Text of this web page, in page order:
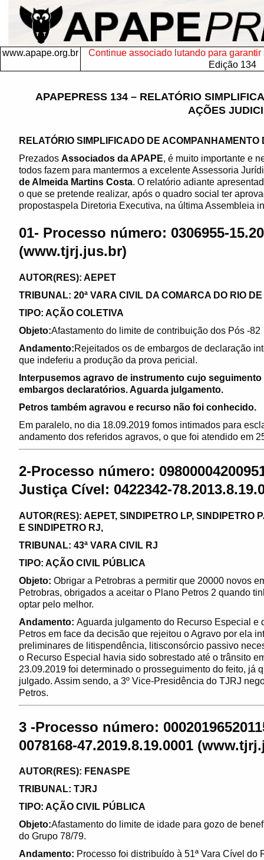
www.apape.org.br
Continue associado lutando para
Edição 134
APAPEPRESS 134 – RELATÓRIO
AÇÕES
RELATÓRIO SIMPLIFICADO DE
Prezados Associados da APAPE, é muito importante e
todos fazem para mantermos a excelente Assessoria
de Almeida Martins Costa. O relatório adiante
o que se pretende realizar, após o quadro social ter
propostaspela Diretoria Executiva, na última Assembleia
01- Processo número: 0306955-
(www.tjrj.jus.br)
AUTOR(RES): AEPET
TRIBUNAL: 20ª VARA CIVIL DA COMARCA DO RIO
TIPO: AÇÃO COLETIVA
Objeto:Afastamento do limite de contribuição dos Pós -82
Andamento:Rejeitados os de embargos de declaração
que indeferiu a produção da prova pericial.
Interpusemos agravo de instrumento cujo
embargos declaratórios. Aguarda julgamento.
Petros também agravou e recurso não foi conhecido.
Em paralelo, no dia 18.09.2019 fomos intimados para
andamento dos referidos agravos, o que foi atendido em
2-Processo número:
Justiça Cível: 0422342-
AUTOR(RES): AEPET, SINDIPETRO LP, SINDIPETRO
E SINDIPETRO RJ,
TRIBUNAL: 43ª VARA CIVIL RJ
TIPO: AÇÃO CIVIL PÚBLICA
Objeto: Obrigar a Petrobras a permitir que 20000 novos
Petrobras, obrigados a aceitar o Plano Petros 2 quando
optar pelo melhor.
Andamento: Aguarda julgamento do Recurso Especial
Petros em face da decisão que rejeitou o Agravo por ela
preliminares de litispendência, litisconsórcio passivo
o Recurso Especial havia sido sobrestado até o trânsito
23.09.2019 foi determinado o prosseguimento do feito, já
julgado. Assim sendo, a 3º Vice-Presidência do TJRJ
Petros.
3 -Processo número:
0078168-47.2019.8.19.0001
AUTOR(RES): FENASPE
TRIBUNAL: TJRJ
TIPO: AÇÃO CIVIL PÚBLICA
Objeto:Afastamento do limite de idade para gozo de
do Grupo 78/79.
Andamento: Processo foi distribuído à 51ª Vara Cível do